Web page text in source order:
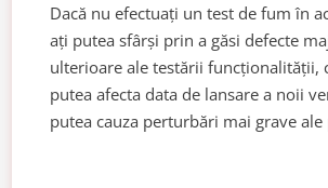
Dacă nu efectuați un test de fum în
ați putea sfârși prin a găsi defecte
ulterioare ale testării funcționalității,
putea afecta data de lansare a noii
putea cauza perturbări mai grave